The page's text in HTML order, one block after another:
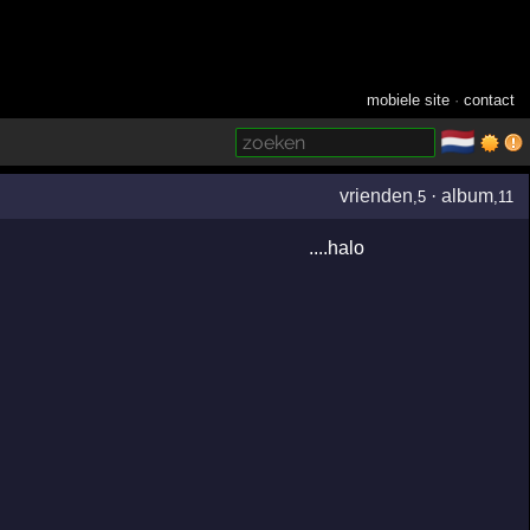
mobiele site ·contact
🇳🇱
vrienden ,5 ·album ,11
....halo